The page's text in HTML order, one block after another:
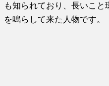
も知られており、長いこ
を鳴らして来た人物です。